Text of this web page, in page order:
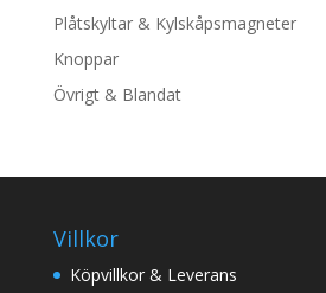
Plåtskyltar & Kylskåpsmagneter
Knoppar
Övrigt & Blandat
Villkor
Köpvillkor & Leverans